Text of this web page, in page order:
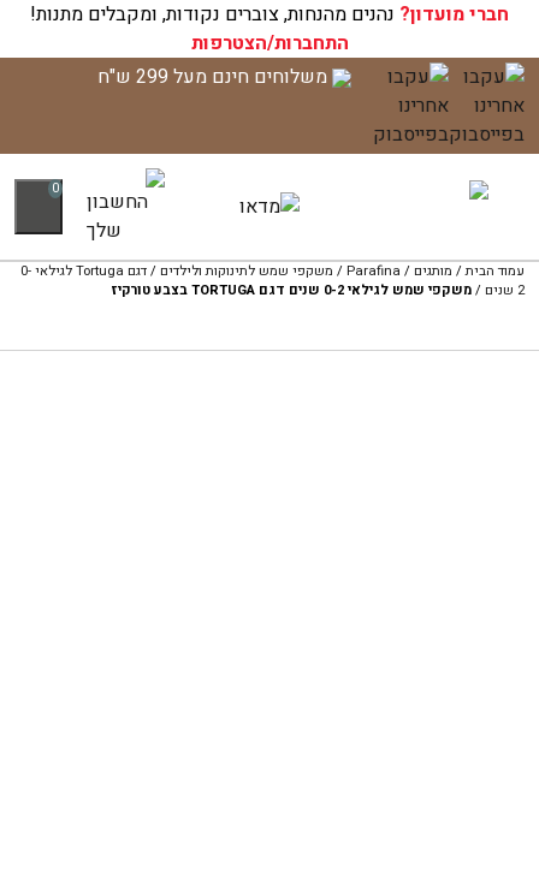
חברי מועדון? נהנים מהנחות, צוברים נקודות, ומקבלים מתנות!
התחברות/הצטרפות
דלג
לתוכן
משלוחים חינם מעל 299 ש"ח
0
עגלת הקניות שלך ריקה כעת!
עמוד הבית/ מותגים /
Parafina
/ משקפי שמש לתינוקות ולילדים /
דגם Tortuga לגילאי 0-
2 שנים
/משקפי שמש לגילאי 0-2 שנים דגם TORTUGA בצבע טורקיז